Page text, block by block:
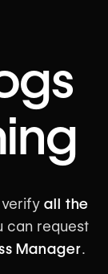
all the
can request
Manager.